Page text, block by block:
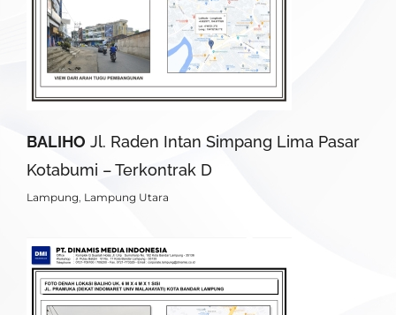
BALIHO Jl. Raden Intan Simpang Lima Pasar
Kotabumi – Terkontrak D
Lampung Lampung Utara